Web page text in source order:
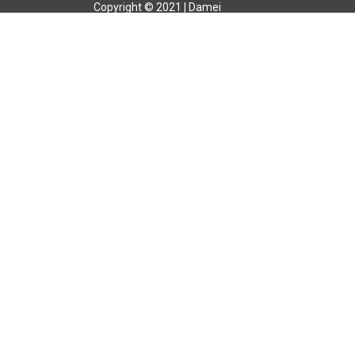
Copyright © 2021 | Damei